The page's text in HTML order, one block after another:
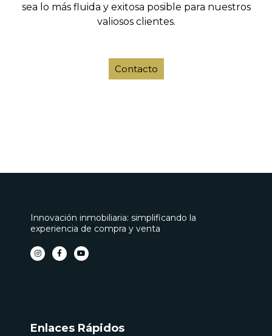
sea lo más fluida y exitosa posible para nuestros
valiosos clientes.
Contacto
Innovación inmobiliaria: simplificando la
experiencia de compra y venta
I
n
s
F
a
c
Y
o
u
Enlaces Rápidos